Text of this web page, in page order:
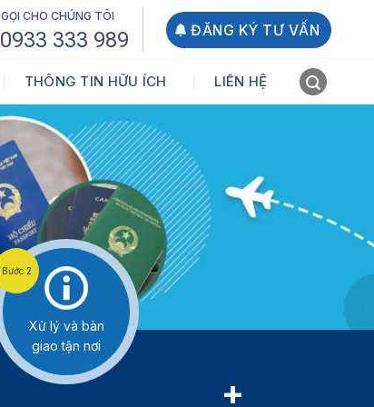
GỌI CHO CHÚNG TÔI
0933 333 989 ĐĂNG KÝ TƯ VẤN
THÔNG TIN HỮU ÍCH LIÊN HỆ
Bước 2
Xử lý và bàn
giao tận nơi
+